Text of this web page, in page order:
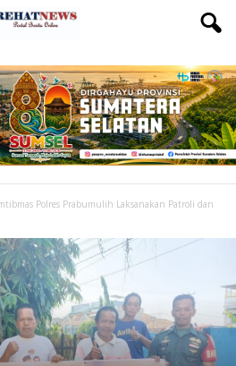
Polres Prabumulih Laksanakan Patroli dan